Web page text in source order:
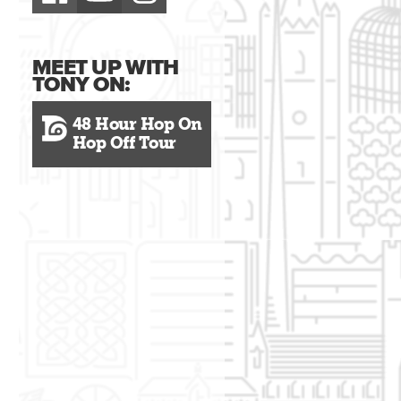
MEET UP WITH
TONY ON:
48 Hour Hop On
Hop Off Tour